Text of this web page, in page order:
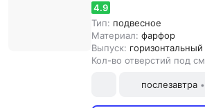
4.9
Тип: подвесное
Материал: фарфор
Выпуск: горизонтальный
Кол-во отверстий под
послезавтра •